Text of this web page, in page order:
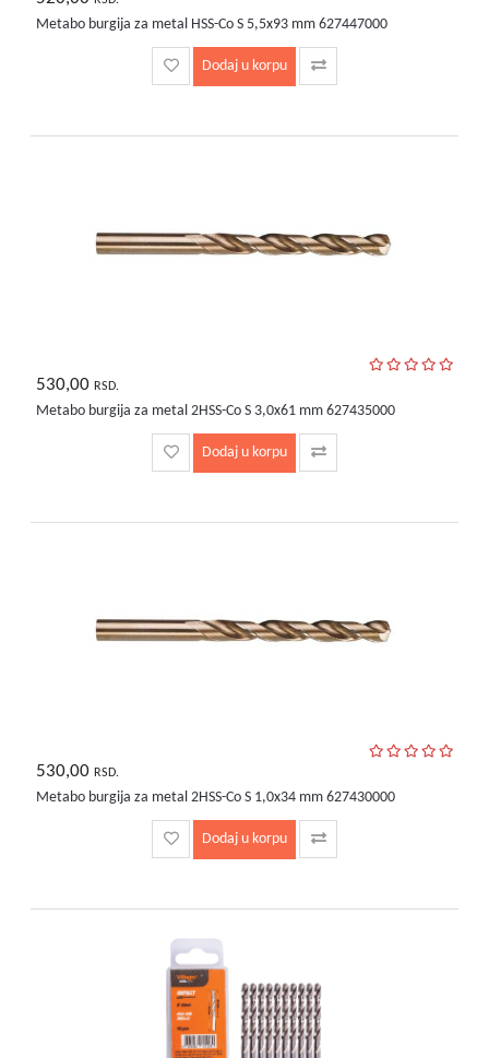
Metabo burgija za metal HSS-Co S 5,5x93 mm 627447000
Dodaj u korpu
530,00 RSD.
Metabo burgija za metal 2HSS-Co S 3,0x61 mm 627435000
Dodaj u korpu
530,00 RSD.
Metabo burgija za metal 2HSS-Co S 1,0x34 mm 627430000
Dodaj u korpu